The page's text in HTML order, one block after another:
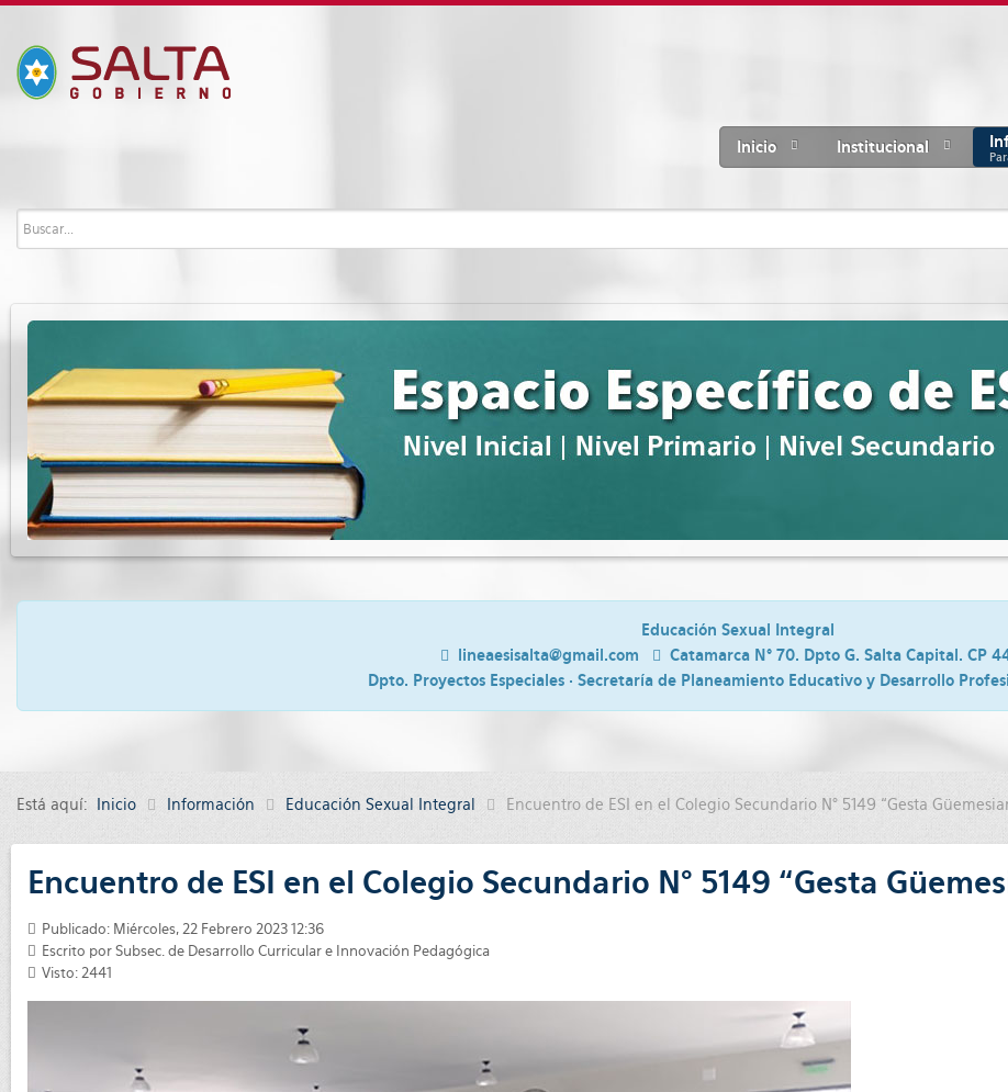
Inicio Institucional
Educación Sexual Integral
lineaesisalta@gmail.com
Catamarca N° 70. Dpto G. Salta Capital. CP
Dpto. Proyectos Especiales · Secretaría de Planeamiento Educativo y Desarrollo
Está aquí: Inicio Información Educación Sexual Integral Encuentro de ESI en el Colegio Secundario N° 5149 “Gesta
Encuentro de ESI en el Colegio Secundario N° 5149 “Gesta
Publicado: Miércoles, 22 Febrero 2023 12:36
Escrito por Subsec. de Desarrollo Curricular e Innovación Pedagógica
Visto: 2441